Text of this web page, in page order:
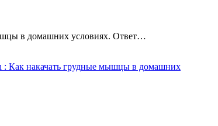
в домашних условиях. Ответ…
: Как накачать грудные мышцы в домашних